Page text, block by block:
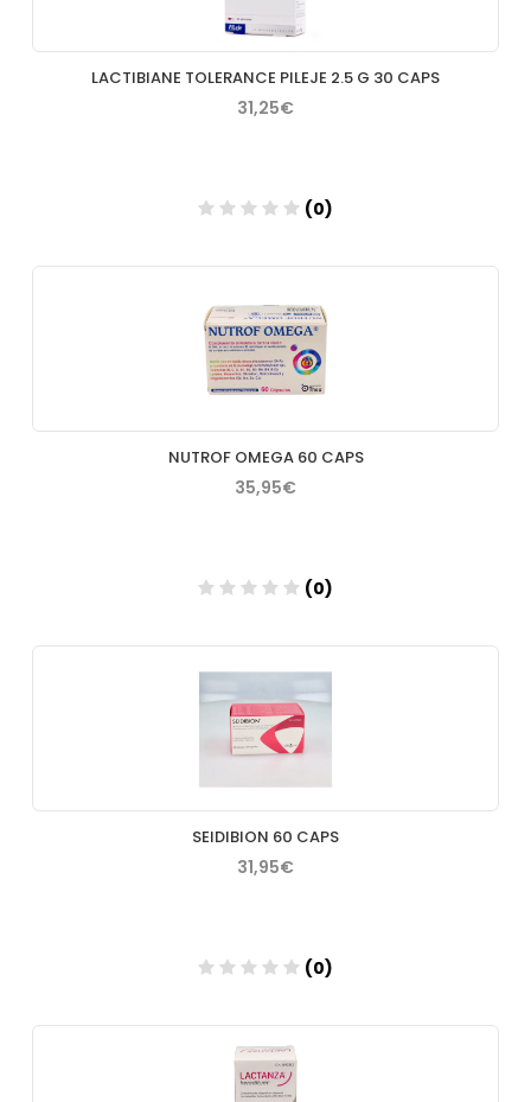
LACTIBIANE TOLERANCE PILEJE 2.5 G 30 CAPS
31,25€
(0)
Añadir
NUTROF OMEGA 60 CAPS
35,95€
(0)
SEIDIBION 60 CAPS
31,95€
(0)
Añadir